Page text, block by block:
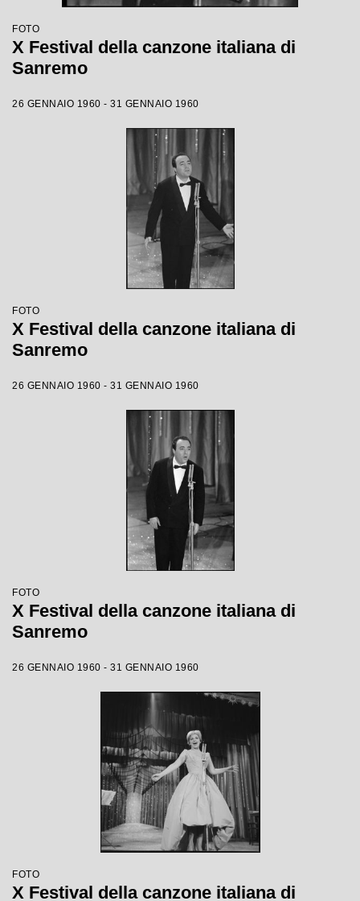
FOTO
X Festival della canzone italiana di
Sanremo
26 GENNAIO 1960 - 31 GENNAIO 1960
FOTO
X Festival della canzone italiana di
Sanremo
26 GENNAIO 1960 - 31 GENNAIO 1960
FOTO
X Festival della canzone italiana di
Sanremo
26 GENNAIO 1960 - 31 GENNAIO 1960
FOTO
X Festival della canzone italiana di